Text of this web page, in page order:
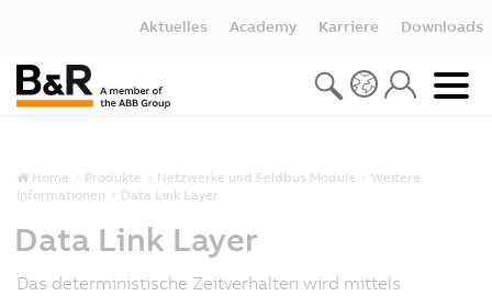
Aktuelles Academy Karriere Downloads
Home Produkte Netzwerke und Feldbus Module
Weitere
Informationen
Data Link Layer
Data Link Layer
Das deterministische Zeitverhalten wird mittels